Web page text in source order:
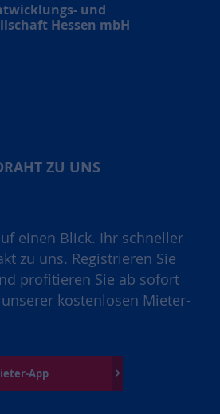
und
Hessen mbH
ZU UNS
einen Blick. Ihr schneller
zu uns. Registrieren Sie
profitieren Sie ab sofort
kostenlosen Mieter-
App